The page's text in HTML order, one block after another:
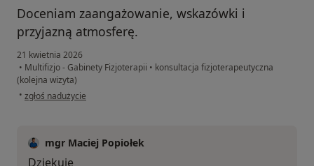
Doceniam zaangażowanie, wskazówki i
przyjazną atmosferę.
21 kwietnia 2026
• Multifizjo - Gabinety Fizjoterapii • konsultacja fizjoterapeutyczna
(kolejna wizyta)
• w opinii użytkownika Ewa
zgłoś nadużycie
mgr Maciej Popiołek
Dziękuję